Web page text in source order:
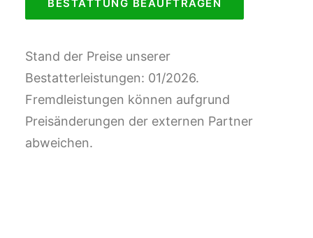
BESTATTUNG BEAUFTRAGEN
Stand der Preise unserer
Bestatterleistungen: 01/2026.
Fremdleistungen können aufgrund
Preisänderungen der externen Partner
abweichen.